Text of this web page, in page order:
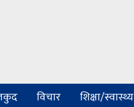
विचार शिक्षा/स्वास्थ्य